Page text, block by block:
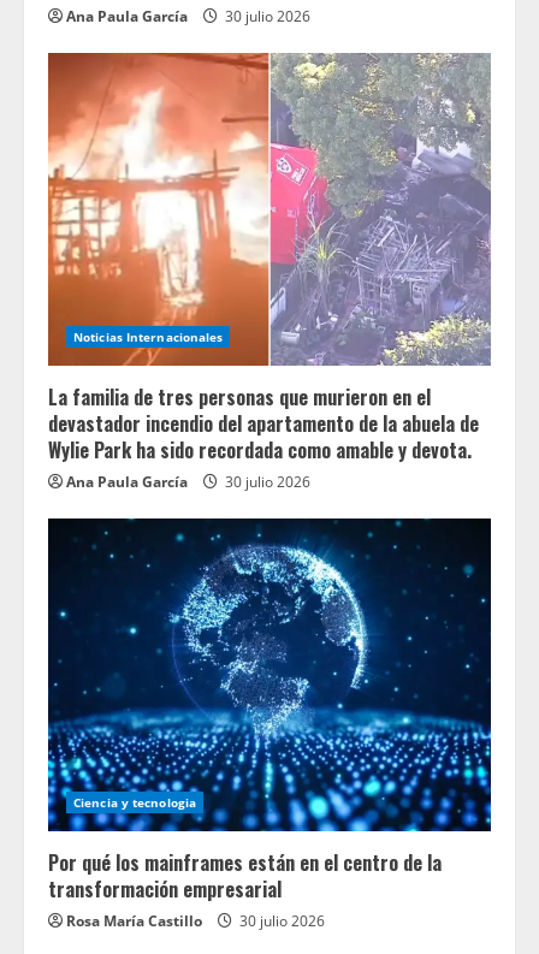
Ana Paula García 30 julio 2026
Noticias Internacionales
La familia de tres personas que murieron en el
devastador incendio del apartamento de la abuela de
Wylie Park ha sido recordada como amable y devota.
Ana Paula García 30 julio 2026
Ciencia y tecnologia
Por qué los mainframes están en el centro de la
transformación empresarial
Rosa María Castillo 30 julio 2026